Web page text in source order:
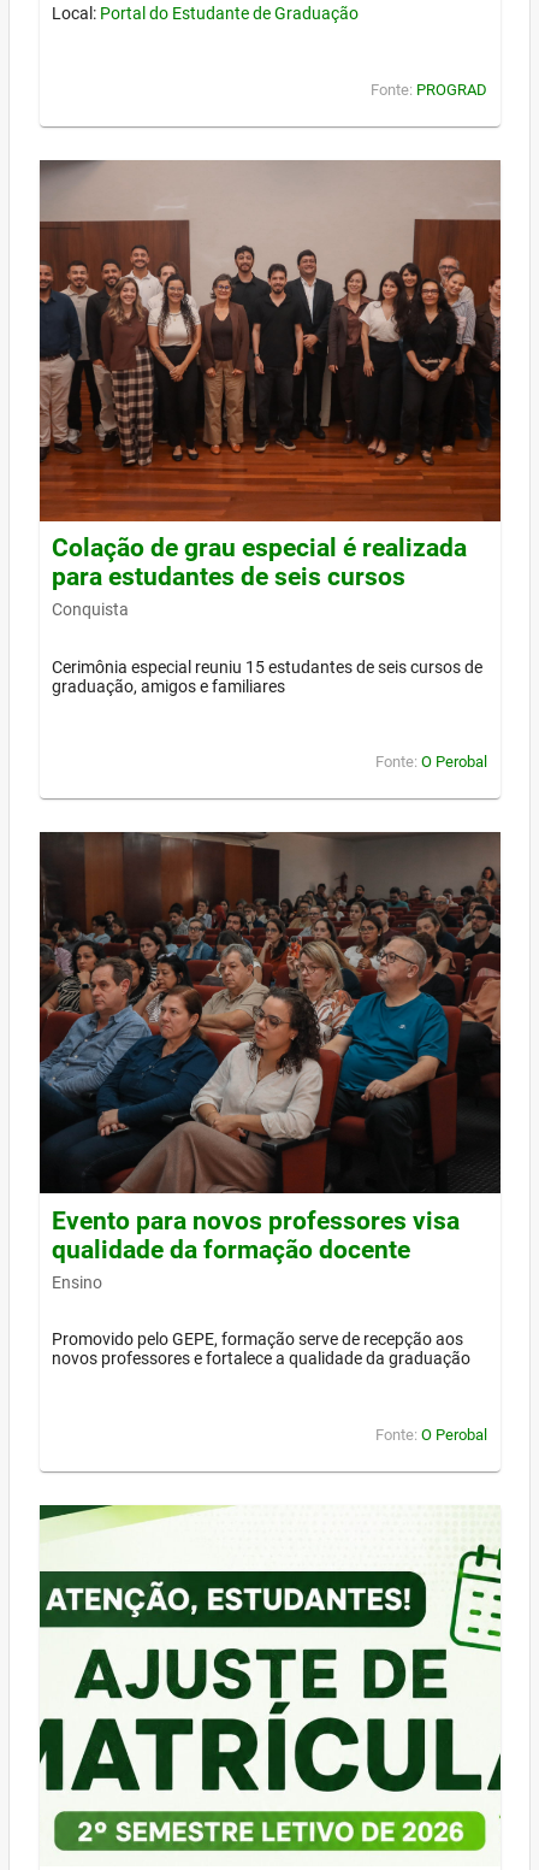
Local: Portal do Estudante de Graduação
Fonte: PROGRAD
Colação de grau especial é realizada
para estudantes de seis cursos
Conquista
Cerimônia especial reuniu 15 estudantes de seis cursos de
graduação, amigos e familiares
Fonte: O Perobal
Evento para novos professores visa
qualidade da formação docente
Ensino
Promovido pelo GEPE, formação serve de recepção aos
novos professores e fortalece a qualidade da graduação
Fonte: O Perobal